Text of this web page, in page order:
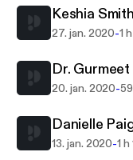
Keshia Smith
27. jan. 2020-1
Dr.
20. jan. 2020-
Danielle
13. jan. 2020-1 h